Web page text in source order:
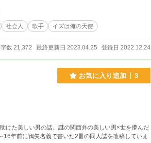
社会人 歌手 イズは俺の天使
数 21,372 最終更新日 2023.04.25 登録日 2022.12.24
お気に入り追加 3
けた美しい男の話。謎の関西弁の美しい男×世を儚んだ